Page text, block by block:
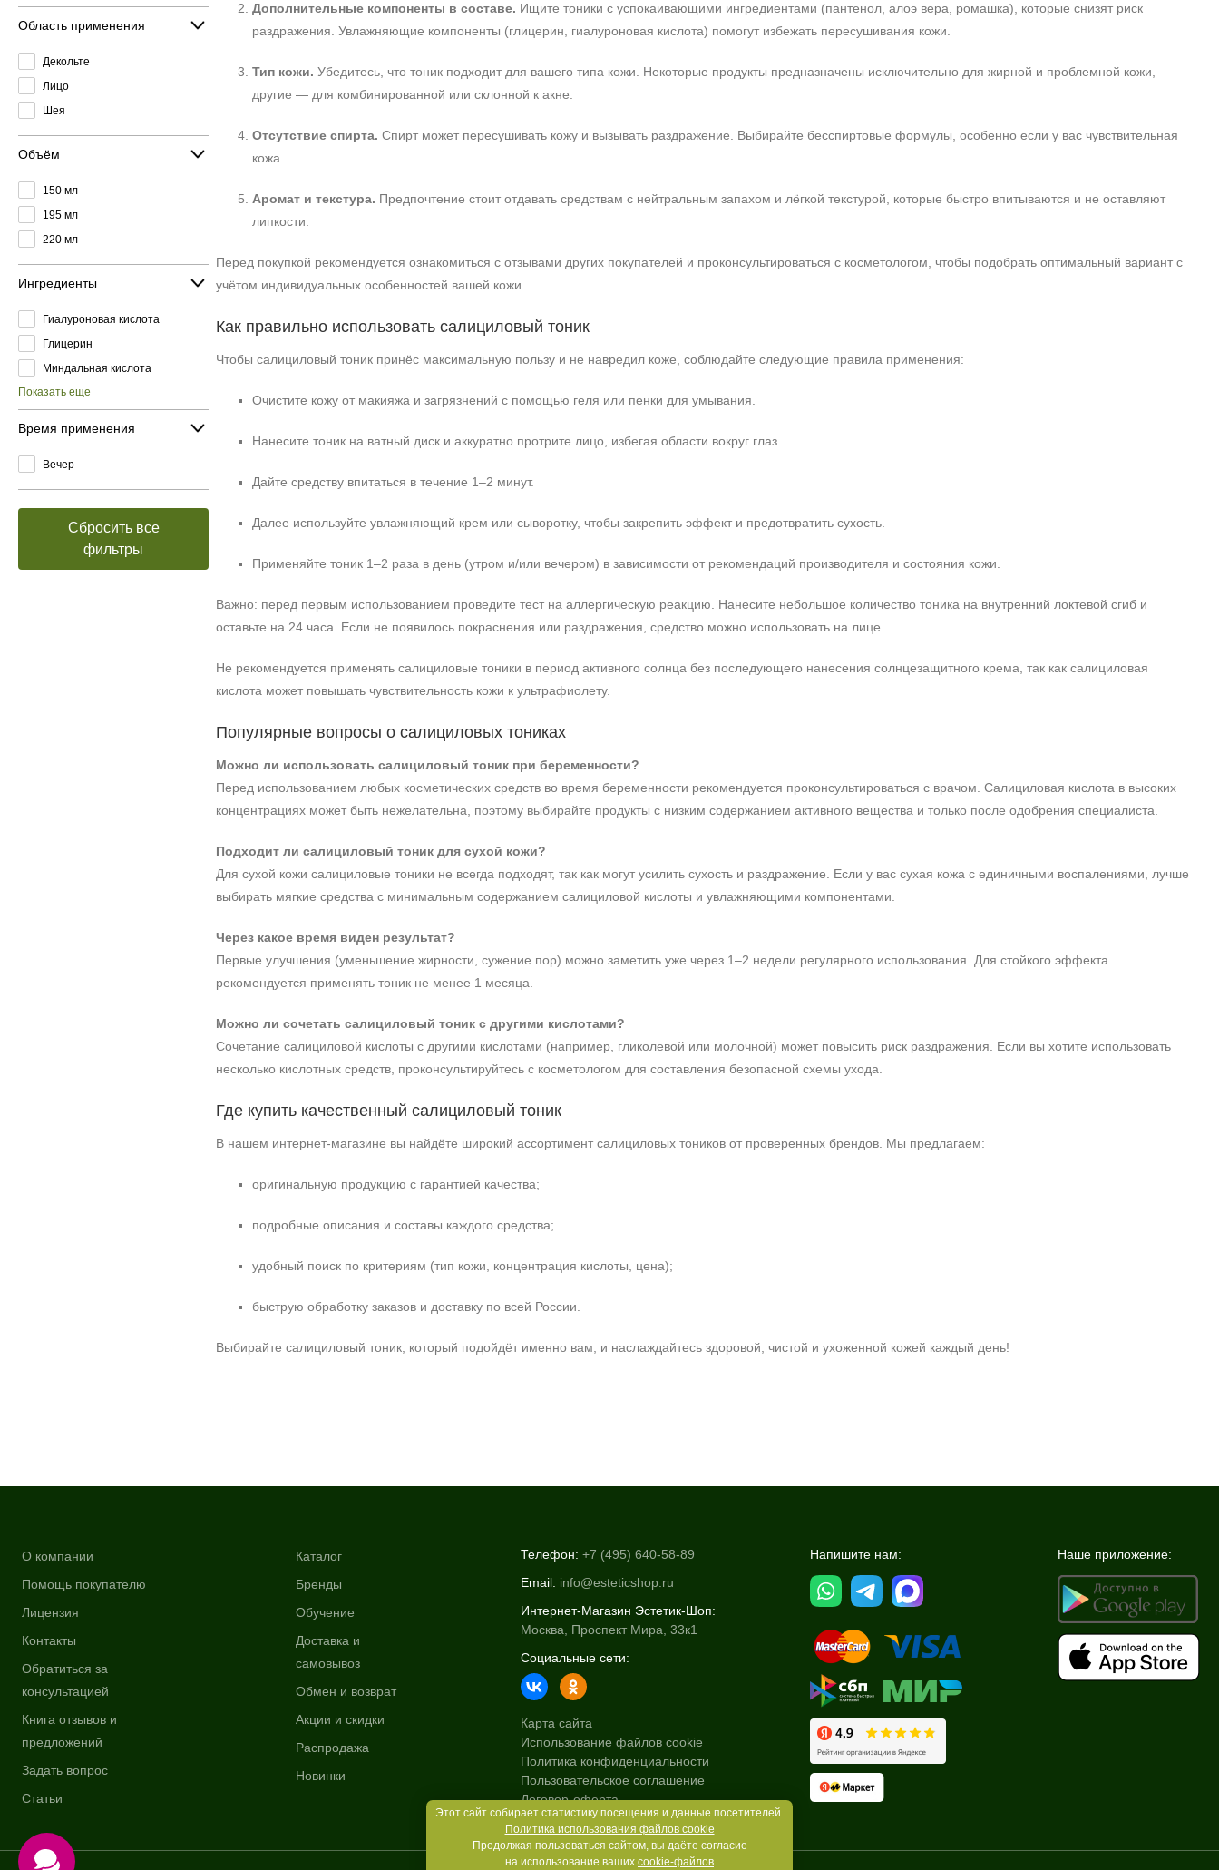
Область применения
Декольте
Лицо
Шея
Объём
150 мл
195 мл
220 мл
Ингредиенты
Гиалуроновая кислота
Глицерин
Миндальная кислота
Показать еще
Время применения
Вечер
Сбросить все
фильтры
Дополнительные компоненты в составе. Ищите тоники с успокаивающими ингредиентами (пантенол, алоэ вера, ромашка), которые снизят риск
раздражения. Увлажняющие компоненты (глицерин, гиалуроновая кислота) помогут избежать пересушивания кожи.
Тип кожи. Убедитесь, что тоник подходит для вашего типа кожи. Некоторые продукты предназначены исключительно для жирной и проблемной кожи,
другие — для комбинированной или склонной к акне.
Отсутствие спирта. Спирт может пересушивать кожу и вызывать раздражение. Выбирайте бесспиртовые формулы, особенно если у вас чувствительная
кожа.
Аромат и текстура. Предпочтение стоит отдавать средствам с нейтральным запахом и лёгкой текстурой, которые быстро впитываются и не оставляют
липкости.
Перед покупкой рекомендуется ознакомиться с отзывами других покупателей и проконсультироваться с косметологом, чтобы подобрать оптимальный вариант с
учётом индивидуальных особенностей вашей кожи.
Как правильно использовать салициловый тоник
Чтобы салициловый тоник принёс максимальную пользу и не навредил коже, соблюдайте следующие правила применения:
Очистите кожу от макияжа и загрязнений с помощью геля или пенки для умывания.
Нанесите тоник на ватный диск и аккуратно протрите лицо, избегая области вокруг глаз.
Дайте средству впитаться в течение 1–2 минут.
Далее используйте увлажняющий крем или сыворотку, чтобы закрепить эффект и предотвратить сухость.
Применяйте тоник 1–2 раза в день (утром и/или вечером) в зависимости от рекомендаций производителя и состояния кожи.
Важно: перед первым использованием проведите тест на аллергическую реакцию. Нанесите небольшое количество тоника на внутренний локтевой сгиб и
оставьте на 24 часа. Если не появилось покраснения или раздражения, средство можно использовать на лице.
Не рекомендуется применять салициловые тоники в период активного солнца без последующего нанесения солнцезащитного крема, так как салициловая
кислота может повышать чувствительность кожи к ультрафиолету.
Популярные вопросы о салициловых тониках
Можно ли использовать салициловый тоник при беременности?
Перед использованием любых косметических средств во время беременности рекомендуется проконсультироваться с врачом. Салициловая кислота в высоких
концентрациях может быть нежелательна, поэтому выбирайте продукты с низким содержанием активного вещества и только после одобрения специалиста.
Подходит ли салициловый тоник для сухой кожи?
Для сухой кожи салициловые тоники не всегда подходят, так как могут усилить сухость и раздражение. Если у вас сухая кожа с единичными воспалениями, лучше
выбирать мягкие средства с минимальным содержанием салициловой кислоты и увлажняющими компонентами.
Через какое время виден результат?
Первые улучшения (уменьшение жирности, сужение пор) можно заметить уже через 1–2 недели регулярного использования. Для стойкого эффекта
рекомендуется применять тоник не менее 1 месяца.
Можно ли сочетать салициловый тоник с другими кислотами?
Сочетание салициловой кислоты с другими кислотами (например, гликолевой или молочной) может повысить риск раздражения. Если вы хотите использовать
несколько кислотных средств, проконсультируйтесь с косметологом для составления безопасной схемы ухода.
Где купить качественный салициловый тоник
В нашем интернет‑магазине вы найдёте широкий ассортимент салициловых тоников от проверенных брендов. Мы предлагаем:
оригинальную продукцию с гарантией качества;
подробные описания и составы каждого средства;
удобный поиск по критериям (тип кожи, концентрация кислоты, цена);
быструю обработку заказов и доставку по всей России.
Выбирайте салициловый тоник, который подойдёт именно вам, и наслаждайтесь здоровой, чистой и ухоженной кожей каждый день!
О компании
Помощь покупателю
Лицензия
Контакты
Обратиться за
консультацией
Книга отзывов и
предложений
Задать вопрос
Статьи
Каталог
Бренды
Обучение
Доставка и
самовывоз
Обмен и возврат
Акции и скидки
Распродажа
Новинки
Телефон: +7 (495) 640-58-89
Email: info@esteticshop.ru
Интернет-Магазин Эстетик-Шоп:
Москва, Проспект Мира, 33к1
Социальные сети:
Карта сайта
Использование файлов cookie
Политика конфиденциальности
Пользовательское соглашение
Договор-оферта
Напишите нам: Наше приложение:
+7 (929) 933-09-89
Этот сайт собирает статистику посещения и данные посетителей.
Политика использования файлов cookie
Продолжая пользоваться сайтом, вы даёте согласие
на использование ваших cookie-файлов